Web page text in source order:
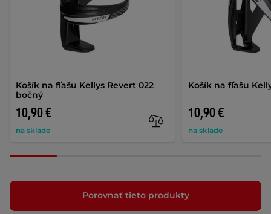
Košík na fľašu Kellys Revert 022
bočný
10,90 €
na sklade
Košík na fľašu
10,90 €
na sklade
Porovnať tieto produkty